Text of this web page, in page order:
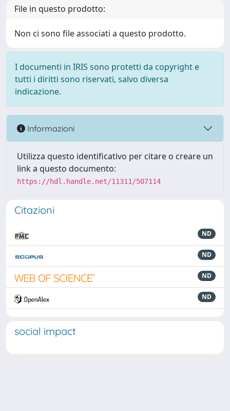
File in questo prodotto:
Non ci sono file associati a questo prodotto.
I documenti in IRIS sono protetti da copyright e
tutti i diritti sono riservati, salvo diversa
indicazione.
Informazioni
Utilizza questo identificativo per citare o creare un
link a questo documento:
https://hdl.handle.net/11311/507114
Citazioni
ND
ND
ND
ND
social impact